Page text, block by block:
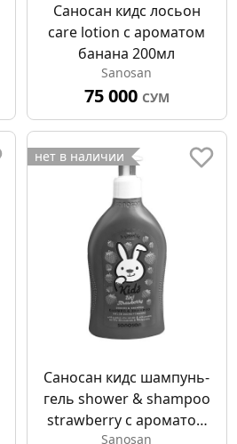
Саносан кидс лосьон
care lotion с ароматом
банана 200мл
Sanosan
75 000 СУМ
нет в наличии
Саносан кидс шампунь-
гель shower & shampoo
strawberry с ароматом
Sanosan